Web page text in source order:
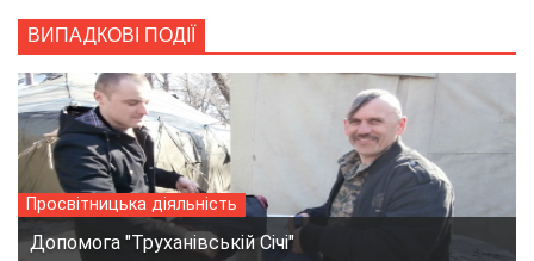
ВИПАДКОВІ ПОДІЇ
Просвітницька діяльність
Допомога "Труханівській Січі"